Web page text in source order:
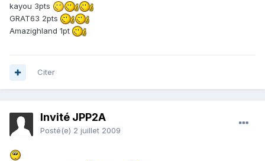
kayou 3pts
GRAT63 2pts
Amazighland 1pt
Citer
Invité JPP2A
Posté(e) 2 juillet 2009